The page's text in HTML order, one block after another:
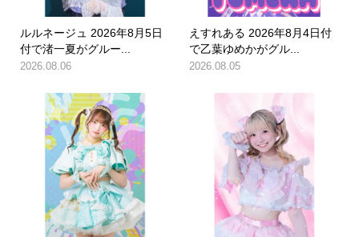
ルルネージュ 2026年8月5日
付で渚一夏がグルー...
2026.08.06
えすれある 2026年8月4日付
で乙葉ゆめかがグル...
2026.08.05